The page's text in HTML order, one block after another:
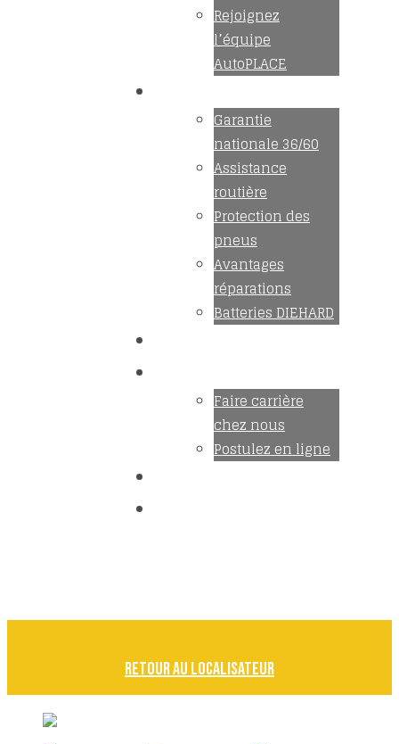
Rejoignez
l’équipe
AutoPLACE
Garantie
nationale 36/60
Assistance
routière
Protection des
pneus
Avantages
réparations
Batteries DIEHARD
Faire carrière
chez nous
Postulez en ligne
Retour au localisateur